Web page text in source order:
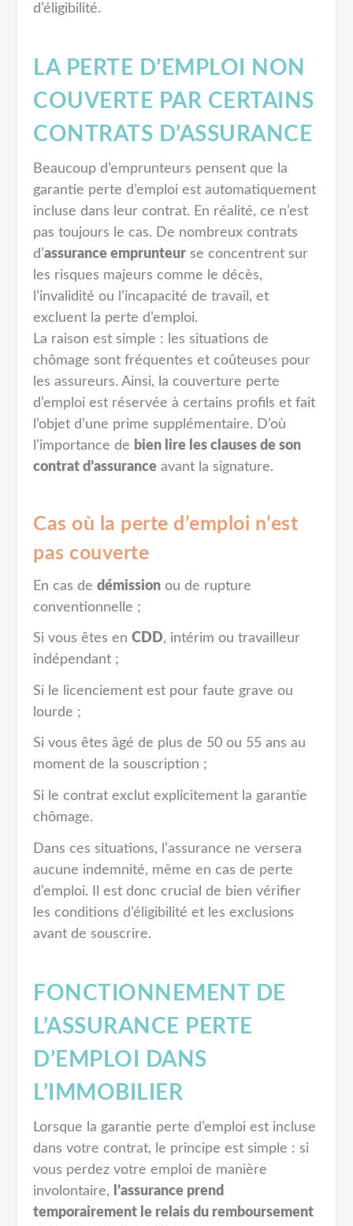
d’éligibilité.
LA PERTE D’EMPLOI NON
COUVERTE PAR CERTAINS
CONTRATS D’ASSURANCE
Beaucoup d’emprunteurs pensent que la
garantie perte d’emploi est automatiquement
incluse dans leur contrat. En réalité, ce n’est
pas toujours le cas. De nombreux contrats
d’assurance emprunteur se concentrent sur
les risques majeurs comme le décès,
l’invalidité ou l’incapacité de travail, et
excluent la perte d’emploi.
La raison est simple : les situations de
chômage sont fréquentes et coûteuses pour
les assureurs. Ainsi, la couverture perte
d’emploi est réservée à certains profils et fait
l’objet d’une prime supplémentaire. D’où
l’importance de bien lire les clauses de son
contrat d’assurance avant la signature.
Cas où la perte d’emploi n’est
pas couverte
En cas dedémission ou de rupture
conventionnelle ;
Si vous êtes enCDD, intérim ou travailleur
indépendant ;
Si le licenciement est pour faute grave ou
lourde ;
Si vous êtes âgé de plus de 50 ou 55 ans au
moment de la souscription ;
Si le contrat exclut explicitement la garantie
chômage.
Dans ces situations, l’assurance ne versera
aucune indemnité, même en cas de perte
d’emploi. Il est donc crucial de bien vérifier
les conditions d’éligibilité et les exclusions
avant de souscrire.
FONCTIONNEMENT DE
L’ASSURANCE PERTE
D’EMPLOI DANS
L’IMMOBILIER
Lorsque la garantie perte d’emploi est incluse
dans votre contrat, le principe est simple : si
vous perdez votre emploi de manière
involontaire,
l’assurance prend
temporairement le relais du remboursement